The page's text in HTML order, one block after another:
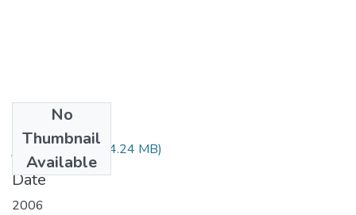
No
Thumbnail
Available
عروس الزبير.pdf (4.24 MB)
Date
2006